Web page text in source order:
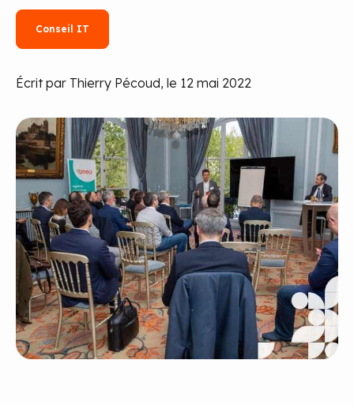
Conseil IT
Écrit par Thierry Pécoud, le 12 mai 2022